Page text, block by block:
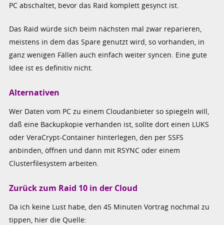
PC abschaltet, bevor das Raid komplett gesynct ist.
Das Raid würde sich beim nächsten mal zwar reparieren,
meistens in dem das Spare genutzt wird, so vorhanden, in
ganz wenigen Fällen auch einfach weiter syncen. Eine gute
Idee ist es definitiv nicht.
Alternativen
Wer Daten vom PC zu einem Cloudanbieter so spiegeln will,
daß eine Backupkopie verhanden ist, sollte dort einen LUKS
oder VeraCrypt-Container hinterlegen, den per SSFS
anbinden, öffnen und dann mit RSYNC oder einem
Clusterfilesystem arbeiten.
Zurück zum Raid 10 in der Cloud
Da ich keine Lust habe, den 45 Minuten Vortrag nochmal zu
tippen, hier die Quelle: